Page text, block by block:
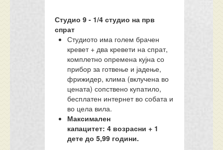
Студио9 - 1/4студио на прв
спрат
Студиото има голем брачен
кревет + два кревети на спрат,
комплетно опремена кујна со
прибор за готвење и јадење,
фрижидер, клима (вклучена во
цената) сопствено купатило,
бесплатен интернет во собата и
во цела вила.
Максимален
капацитет:4 возрасни + 1
дете до 5,99 години.